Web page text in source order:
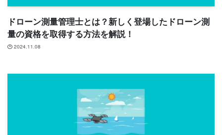
ドローン測量管理士とは？新しく登場したドローン測
量の資格を取得する方法を解説！
2024.11.08